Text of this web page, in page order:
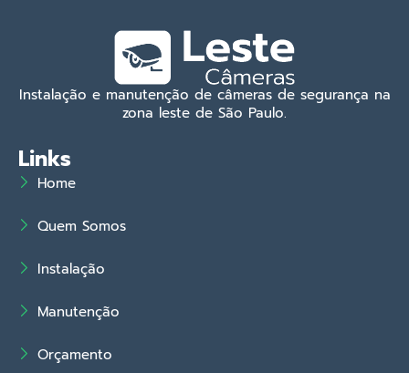
Instalação e manutenção de câmeras de segurança na
zona leste de São Paulo.
Links
Home
Quem Somos
Instalação
Manutenção
Orçamento